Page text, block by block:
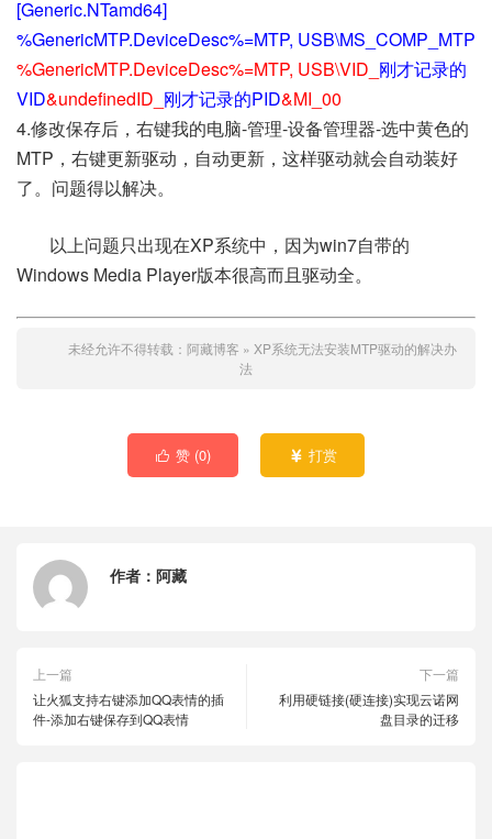
[Generic.NTamd64]
%GenericMTP.DeviceDesc%=MTP, USB\MS_COMP_MTP
%GenericMTP.DeviceDesc%=MTP, USB\VID_ 刚才记录的
VID&undefinedID_ 刚才记录的PID&MI_00
4.修改保存后，右键我的电脑-管理-设备管理器-选中黄色的
MTP，右键更新驱动，自动更新，这样驱动就会自动装好
了。问题得以解决。
以上问题只出现在XP系统中，因为win7自带的
Windows Media Player版本很高而且驱动全。
未经允许不得转载： 阿藏博客 » XP系统无法安装MTP驱动的解决办
法
 赞 (0)  打赏
作者： 阿藏
上一篇
让火狐支持右键添加QQ表情的插
件-添加右键保存到QQ表情
下一篇
利用硬链接(硬连接)实现云诺网
盘目录的迁移